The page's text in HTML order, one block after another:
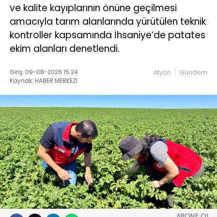
ve kalite kayıplarının önüne geçilmesi
amacıyla tarım alanlarında yürütülen teknik
kontroller kapsamında İhsaniye’de patates
ekim alanları denetlendi.
Giriş: 09-08-2026 15:24
Kaynak: HABER MERKEZI
Afyon Gündem